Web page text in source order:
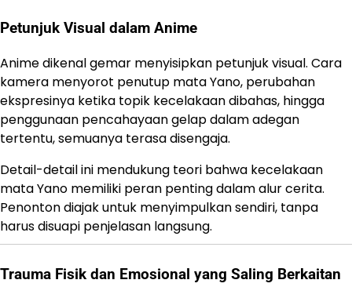
Petunjuk Visual dalam Anime
Anime dikenal gemar menyisipkan petunjuk visual. Cara
kamera menyorot penutup mata Yano, perubahan
ekspresinya ketika topik kecelakaan dibahas, hingga
penggunaan pencahayaan gelap dalam adegan
tertentu, semuanya terasa disengaja.
Detail-detail ini mendukung teori bahwa kecelakaan
mata Yano memiliki peran penting dalam alur cerita.
Penonton diajak untuk menyimpulkan sendiri, tanpa
harus disuapi penjelasan langsung.
Trauma Fisik dan Emosional yang Saling Berkaitan